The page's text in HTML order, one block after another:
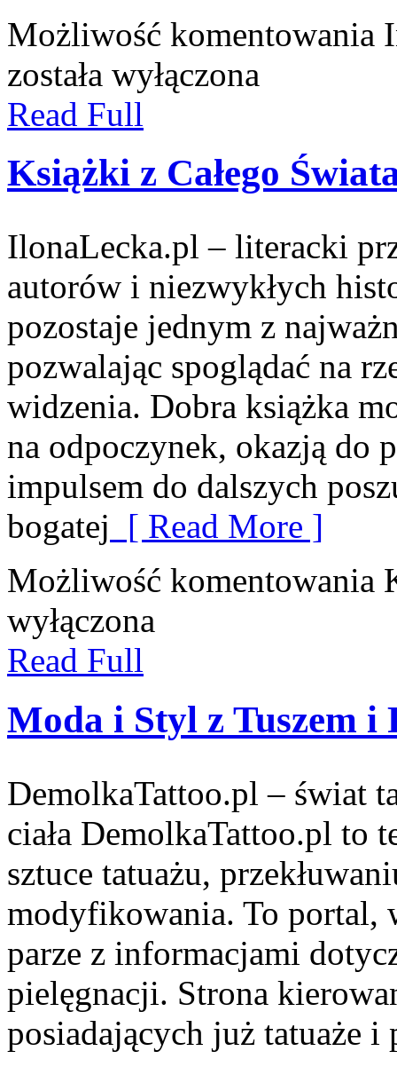
Możliwość komentowania
została wyłączona
Read Full
Książki z Całego
IlonaLecka.pl – literacki
autorów i niezwykłych
pozostaje jednym z
pozwalając spoglądać na
widzenia. Dobra książka
na odpoczynek, okazją do
impulsem do dalszych
bogatej [ Read More ]
Możliwość komentowania
wyłączona
Read Full
Moda i Styl z Tuszem i
DemolkaTattoo.pl – świat
ciała DemolkaTattoo.pl to
sztuce tatuażu,
modyfikowania. To portal,
parze z informacjami
pielęgnacji. Strona
posiadających już tatuaże